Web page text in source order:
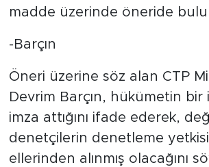
madde üzerinde öneride
-Barçın
Öneri üzerine söz alan CTP
Devrim Barçın, hükümetin bir
imza attığını ifade ederek,
denetçilerin denetleme
ellerinden alınmış olacağını